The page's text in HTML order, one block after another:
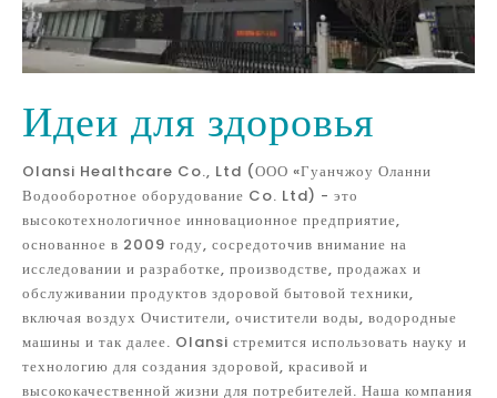
Идеи для здоровья
Olansi Healthcare Co., Ltd (ООО «Гуанчжоу Оланни
Водооборотное оборудование Co. Ltd) - это
высокотехнологичное инновационное предприятие,
основанное в 2009 году, сосредоточив внимание на
исследовании и разработке, производстве, продажах и
обслуживании продуктов здоровой бытовой техники,
включая воздух Очистители, очистители воды, водородные
машины и так далее. Olansi стремится использовать науку и
технологию для создания здоровой, красивой и
высококачественной жизни для потребителей. Наша компания